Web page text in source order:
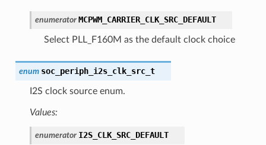
enumerator MCPWM_CARRIER_CLK_SRC_DEFAULT
Select PLL_F160M as the default clock choice
enum soc_periph_i2s_clk_src_t
I2S clock source enum.
Values:
enumerator I2S_CLK_SRC_DEFAULT